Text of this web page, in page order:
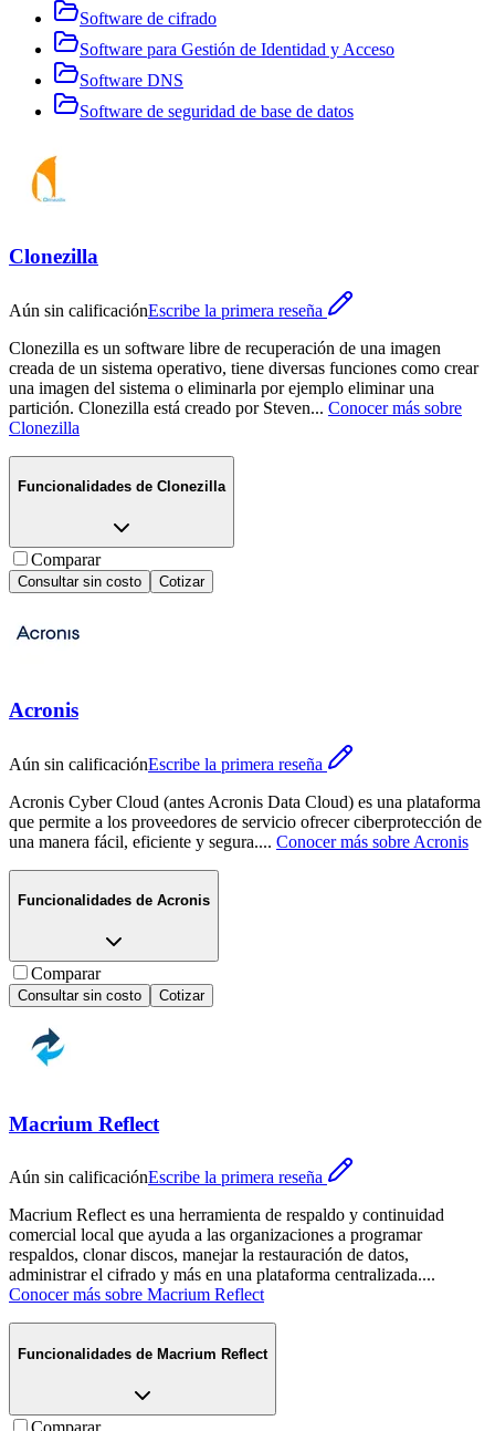
Software de cifrado
Software para Gestión de Identidad y Acceso
Software DNS
Software de seguridad de base de datos
Clonezilla
Aún sin calificaciónEscribe la primera reseña
Clonezilla es un software libre de recuperación de una imagen
creada de un sistema operativo, tiene diversas funciones como crear
una imagen del sistema o eliminarla por ejemplo eliminar una
partición. Clonezilla está creado por Steven... Conocer más sobre
Clonezilla
Funcionalidades de Clonezilla
Comparar
Consultar sin costo Cotizar
Acronis
Aún sin calificaciónEscribe la primera reseña
Acronis Cyber Cloud (antes Acronis Data Cloud) es una plataforma
que permite a los proveedores de servicio ofrecer ciberprotección de
una manera fácil, eficiente y segura.... Conocer más sobre Acronis
Funcionalidades de Acronis
Comparar
Consultar sin costo Cotizar
Macrium Reflect
Aún sin calificaciónEscribe la primera reseña
Macrium Reflect es una herramienta de respaldo y continuidad
comercial local que ayuda a las organizaciones a programar
respaldos, clonar discos, manejar la restauración de datos,
administrar el cifrado y más en una plataforma centralizada....
Conocer más sobre Macrium Reflect
Funcionalidades de Macrium Reflect
Comparar